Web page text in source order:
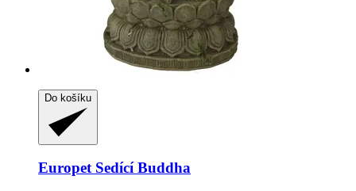
Do košíku
EuropetSedící Buddha